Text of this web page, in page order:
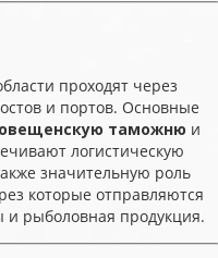
проходят через
и портов. Основные
таможню и
логистическую
значительную роль
которые отправляются
и рыболовная продукция.